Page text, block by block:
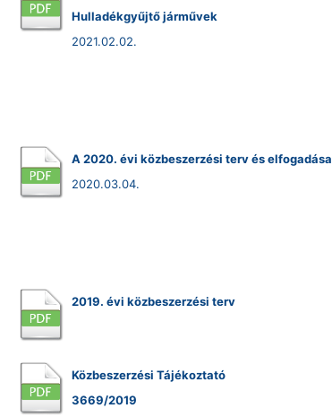
Hulladékgyűjtő járművek
2021.02.02.
A 2020. évi közbeszerzési terv és elfogadása
2020.03.04.
2019. évi közbeszerzési terv
Közbeszerzési Tájékoztató
3669/2019